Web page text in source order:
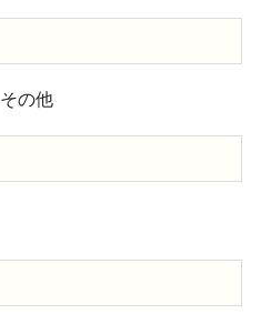
その他